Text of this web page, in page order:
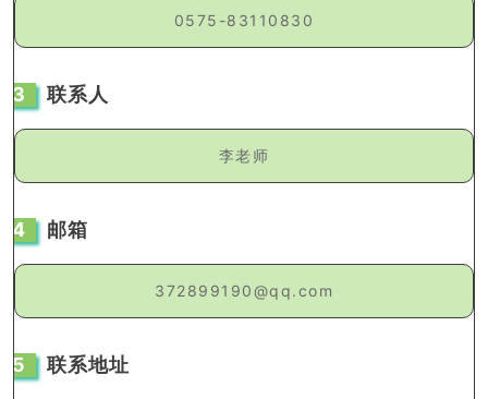
0575-83110830
3 联系人
李老师
4 邮箱
372899190@qq.com
5 联系地址